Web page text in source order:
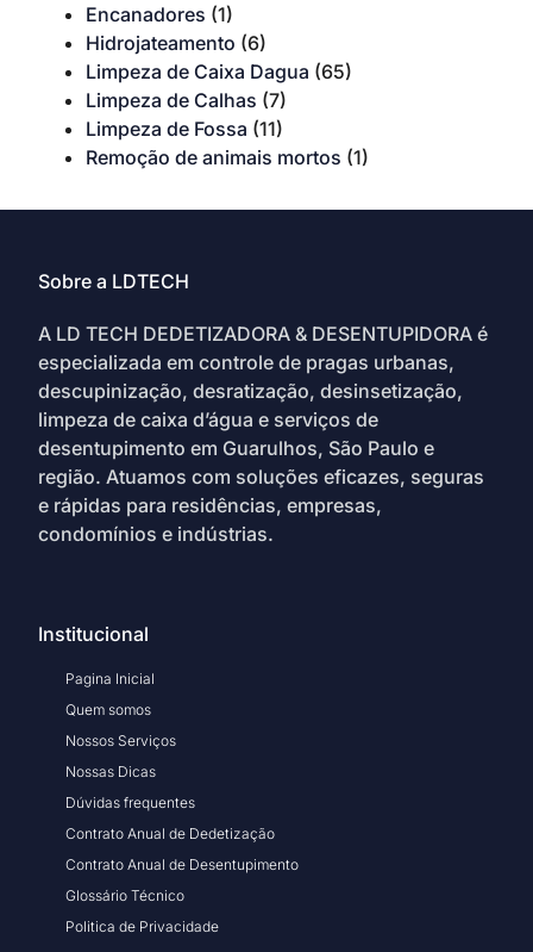
Encanadores (1)
Hidrojateamento (6)
Limpeza de Caixa Dagua (65)
Limpeza de Calhas (7)
Limpeza de Fossa (11)
Remoção de animais mortos (1)
Sobre a LDTECH
A LD TECH DEDETIZADORA & DESENTUPIDORA é
especializada em controle de pragas urbanas,
descupinização, desratização, desinsetização,
limpeza de caixa d’água e serviços de
desentupimento em Guarulhos, São Paulo e
região. Atuamos com soluções eficazes, seguras
e rápidas para residências, empresas,
condomínios e indústrias.
Institucional
Pagina Inicial
Quem somos
Nossos Serviços
Nossas Dicas
Dúvidas frequentes
Contrato Anual de Dedetização
Contrato Anual de Desentupimento
Glossário Técnico
Politica de Privacidade